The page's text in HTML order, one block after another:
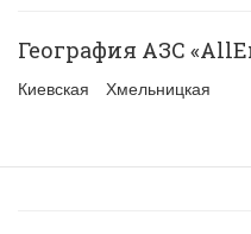
География АЗС
Киевская
Хмельницкая